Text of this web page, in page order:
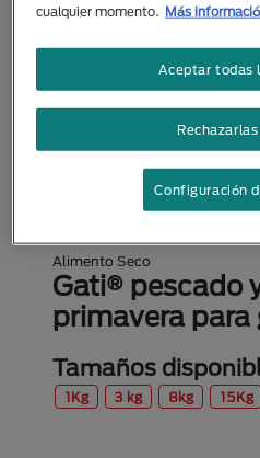
Alimento Seco
Gati® pescado
primavera para
Tamaños
1Kg 3 kg 8kg 15Kg
cualquier momento. Más
Aceptar todas
Configuración